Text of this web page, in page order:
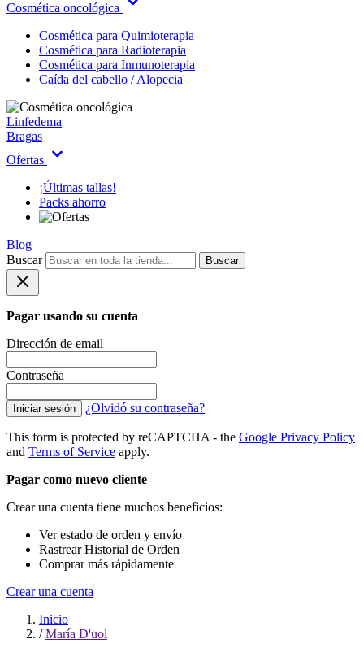
Cosmética oncológica
Cosmética para Quimioterapia
Cosmética para Radioterapia
Cosmética para Inmunoterapia
Caída del cabello / Alopecia
Linfedema
Bragas
Ofertas
¡Últimas tallas!
Packs ahorro
Blog
Buscar
Buscar
Pagar usando su cuenta
Dirección de email
Contraseña
Iniciar sesión ¿Olvidó su contraseña?
This form is protected by reCAPTCHA - the Google Privacy Policy
and Terms of Service apply.
Pagar como nuevo cliente
Crear una cuenta tiene muchos beneficios:
Ver estado de orden y envío
Rastrear Historial de Orden
Comprar más rápidamente
Crear una cuenta
Inicio
/ María D'uol